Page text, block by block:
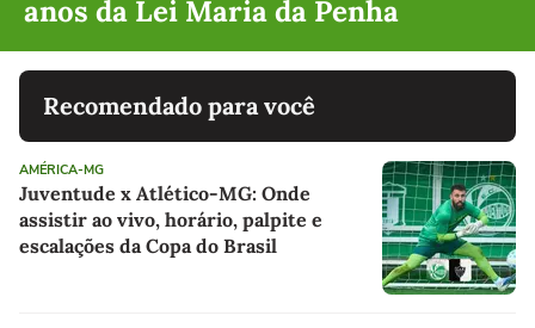
anos da Lei Maria da Penha
Recomendado para você
AMÉRICA-MG
Juventude x Atlético-MG: Onde
assistir ao vivo, horário, palpite e
escalações da Copa do Brasil